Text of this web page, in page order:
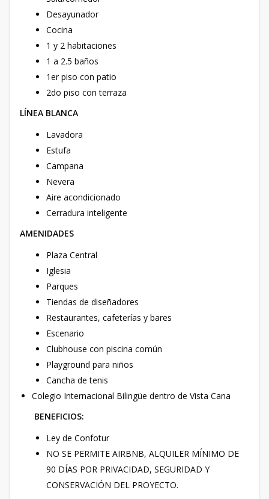
Desayunador
Cocina
1 y 2 habitaciones
1 a 2.5 baños
1er piso con patio
2do piso con terraza
LÍNEA BLANCA
Lavadora
Estufa
Campana
Nevera
Aire acondicionado
Cerradura inteligente
AMENIDADES
Plaza Central
Iglesia
Parques
Tiendas de diseñadores
Restaurantes, cafeterías y bares
Escenario
Clubhouse con piscina común
Playground para niños
Cancha de tenis
Colegio Internacional Bilingüe dentro de Vista Cana
BENEFICIOS:
Ley de Confotur
NO SE PERMITE AIRBNB, ALQUILER MÍNIMO DE
90 DÍAS POR PRIVACIDAD, SEGURIDAD Y
CONSERVACIÓN DEL PROYECTO.